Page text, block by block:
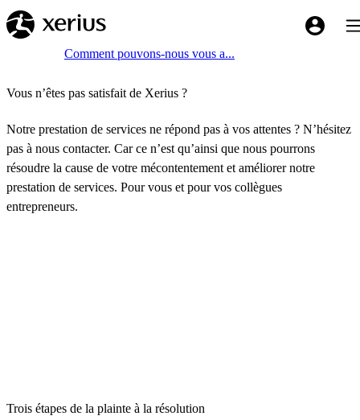
Sauter au contenu principal
My
Breadcrumb
AccueilComment pouvons-nous vous a...
Vous n’êtes pas satisfait de Xerius ?
Notre prestation de services ne répond pas à vos attentes ? N’hésitez
pas à nous contacter. Car ce n’est qu’ainsi que nous pourrons
résoudre la cause de votre mécontentement et améliorer notre
prestation de services. Pour vous et pour vos collègues
entrepreneurs.
Trois étapes de la plainte à la résolution